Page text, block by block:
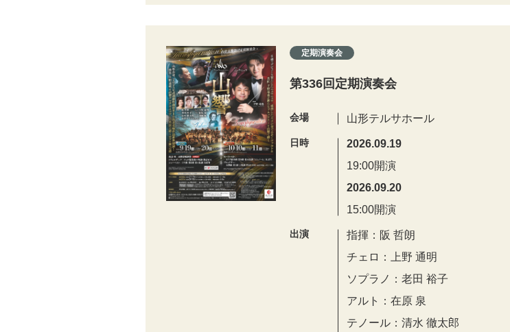
定期演奏会
第336回定期演奏会
会場 山形テルサホール
日時
2026.09.19
19:00開演
2026.09.20
15:00開演
出演
指揮：阪 哲朗
チェロ：上野 通明
ソプラノ：老田 裕子
アルト：在原 泉
テノール：清水 徹太郎